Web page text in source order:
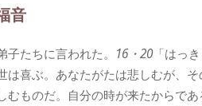
音
たちに言われた。 16・20「はっ
は喜ぶ。あなたがたは悲しむが、そ
むものだ。自分の時が来たからで